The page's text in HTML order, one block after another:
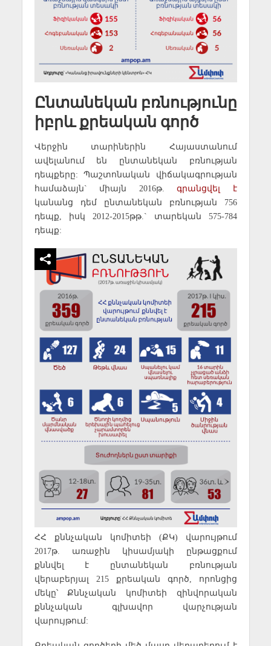
Ընտանեկան բռնությունը
իբրև քրեական գործ
Վերջին տարիներին Հայաստանում
ավելանում են ընտանեկան բռնության
դեպքերը: Պաշտոնական վիճակագրության
համաձայն` միայն 2016թ. գրանցվել է
կանանց դեմ ընտանեկան բռնության 756
դեպք, իսկ 2012-2015թթ.` տարեկան 575-784
դեպք:
ՀՀ քննչական կոմիտեի (ՔԿ) վարույթում
2017թ. առաջին կիսամյակի ընթացքում
քննվել է ընտանեկան բռնության
վերաբերյալ 215 քրեական գործ, որոնցից
մեկը՝ Քննչական կոմիտեի զինվորական
քննչական գլխավոր վարչության
վարույթում: